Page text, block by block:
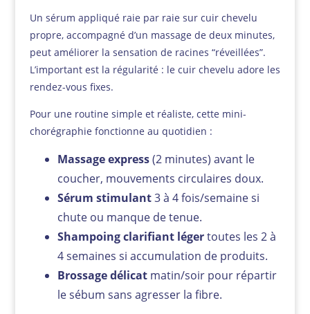
Un sérum appliqué raie par raie sur cuir chevelu
propre, accompagné d’un massage de deux minutes,
peut améliorer la sensation de racines “réveillées”.
L’important est la régularité : le cuir chevelu adore les
rendez-vous fixes.
Pour une routine simple et réaliste, cette mini-
chorégraphie fonctionne au quotidien :
Massage express(2 minutes) avant le
coucher, mouvements circulaires doux.
Sérum stimulant3 à 4 fois/semaine si
chute ou manque de tenue.
Shampoing clarifiant légertoutes les 2 à
4 semaines si accumulation de produits.
Brossage délicatmatin/soir pour répartir
le sébum sans agresser la fibre.